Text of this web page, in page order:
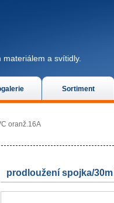
Sortiment
a svítidly.
oranž.16A
prodloužení spojka/